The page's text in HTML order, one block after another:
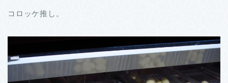
コロッケ推し。